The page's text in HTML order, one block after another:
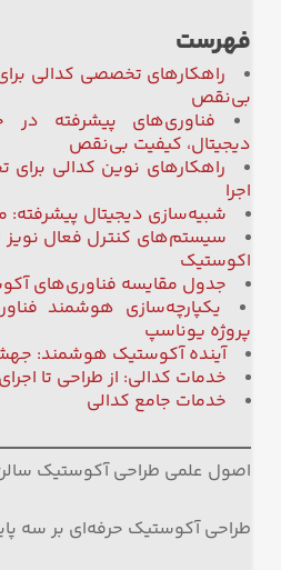
فهرست
راهکارهای تخصصی کدالی
بی‌نقص
فناوری‌های پیشرفته
دیجیتال، کیفیت بی‌نقص
راهکارهای نوین کدالی
اجرا
شبیه‌سازی دیجیتال پیشرفته:
اکوستیک
جدول مقایسه فناوری‌های
یکپارچه‌سازی هوشمند
پروژه یوناسپ
آینده آکوستیک هوشمند:
خدمات کدالی: از طراحی تا
خدمات جامع کدالی
اصول علمی طراحی آکوستیک
طراحی آکوستیک حرفه‌ای بر سه